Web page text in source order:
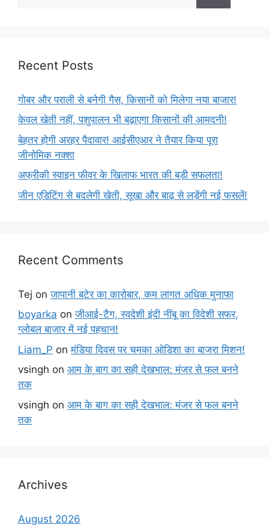
Recent Posts
गोबर और पराली से बनेगी गैस, किसानों को मिलेगा नया बाजार!
केवल खेती नहीं, पशुपालन भी बढ़ाएगा किसानों की आमदनी!
बेहतर होगी अरहर पैदावार! आईसीएआर ने तैयार किया पूरा
जीनोमिक नक्शा
अफ्रीकी स्वाइन फीवर के खिलाफ भारत की बड़ी सफलता!
जीन एडिटिंग से बदलेगी खेती, सूखा और बाढ़ से लड़ेंगी नई फसलें!
Recent Comments
Tej onजापानी बटेर का कारोबार, कम लागत अधिक मुनाफा
boyarka onजीआई-टैग, स्वदेशी इंदी नींबू का विदेशी सफर,
ग्लोबल बाजार में नई पहचान!
Liam_P onमंडिया दिवस पर चमका ओडिशा का बाजरा मिशन!
vsingh on आम के बाग का सही देखभाल: मंजर से फल बनने
तक
vsingh on आम के बाग का सही देखभाल: मंजर से फल बनने
तक
Archives
August 2026